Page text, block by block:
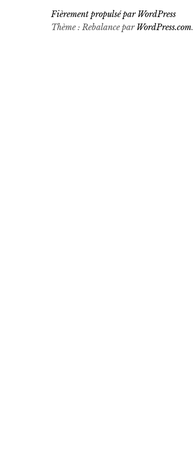
Fièrement propulsé par WordPress
Thème : Rebalance par WordPress.com.